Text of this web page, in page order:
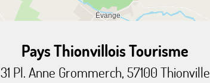
Pays Thionvillois Tourisme
31 Pl. Anne Grommerch, 57100 Thionville